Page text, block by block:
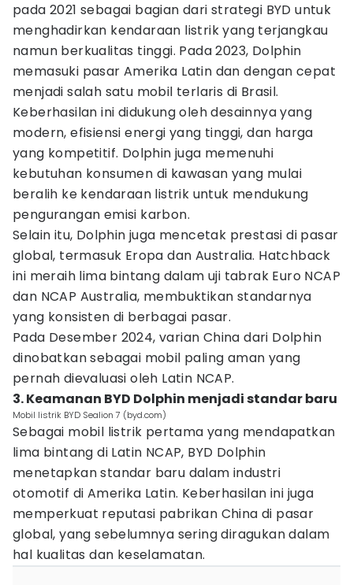
pada 2021 sebagai bagian dari strategi BYD untuk
menghadirkan kendaraan listrik yang terjangkau
namun berkualitas tinggi. Pada 2023, Dolphin
memasuki pasar Amerika Latin dan dengan cepat
menjadi salah satu mobil terlaris di Brasil.
Keberhasilan ini didukung oleh desainnya yang
modern, efisiensi energi yang tinggi, dan harga
yang kompetitif. Dolphin juga memenuhi
kebutuhan konsumen di kawasan yang mulai
beralih ke kendaraan listrik untuk mendukung
pengurangan emisi karbon.
Selain itu, Dolphin juga mencetak prestasi di pasar
global, termasuk Eropa dan Australia. Hatchback
ini meraih lima bintang dalam uji tabrak Euro NCAP
dan NCAP Australia, membuktikan standarnya
yang konsisten di berbagai pasar.
Pada Desember 2024, varian China dari Dolphin
dinobatkan sebagai mobil paling aman yang
pernah dievaluasi oleh Latin NCAP.
3. Keamanan BYD Dolphin menjadi standar baru
Mobil listrik BYD Sealion 7 (byd.com)
Sebagai mobil listrik pertama yang mendapatkan
lima bintang di Latin NCAP, BYD Dolphin
menetapkan standar baru dalam industri
otomotif di Amerika Latin. Keberhasilan ini juga
memperkuat reputasi pabrikan China di pasar
global, yang sebelumnya sering diragukan dalam
hal kualitas dan keselamatan.